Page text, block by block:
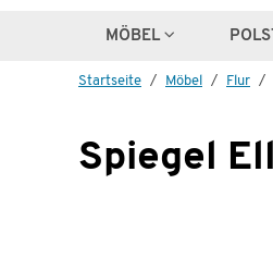
MÖBEL
Startseite Möbel Flur
Spiegel